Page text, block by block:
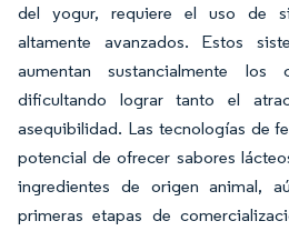
del yogur, requiere el uso de
altamente avanzados. Estos
aumentan sustancialmente los
dificultando lograr tanto el
asequibilidad. Las tecnologías de
potencial de ofrecer sabores
ingredientes de origen animal,
primeras etapas de